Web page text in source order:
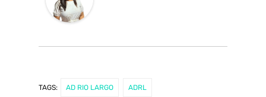
TAGS: AD RIO LARGO ADRL